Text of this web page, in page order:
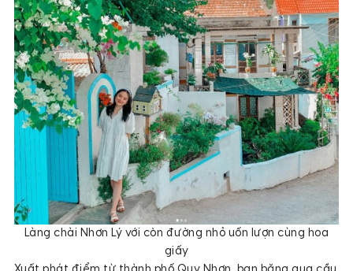
Làng chài Nhơn Lý với còn đường nhỏ uốn lượn cùng hoa
giấy